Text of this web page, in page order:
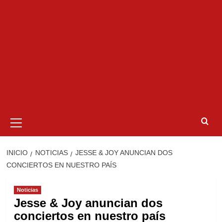
primario
INICIO NOTICIAS
JESSE & JOY ANUNCIAN DOS
CONCIERTOS EN NUESTRO PAÍS
Noticias
Jesse & Joy anuncian dos
conciertos en nuestro país